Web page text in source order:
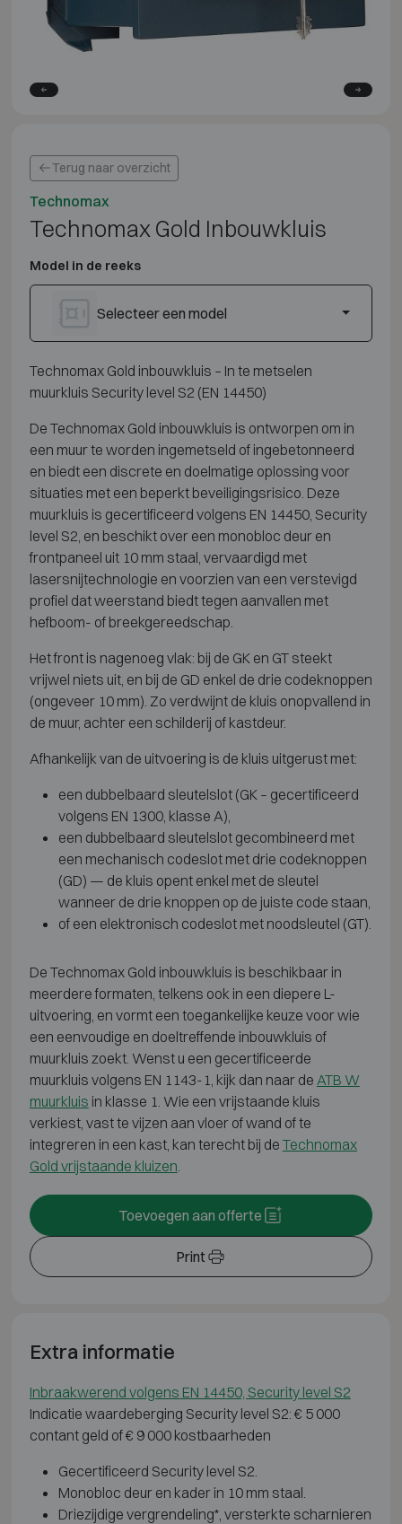
Terug naar overzicht
Technomax
Technomax Gold Inbouwkluis
Model in de reeks
Selecteer een model
Technomax Gold inbouwkluis – In te metselen
muurkluis Security level S2 (EN 14450)
De Technomax Gold inbouwkluis is ontworpen om in
een muur te worden ingemetseld of ingebetonneerd
en biedt een discrete en doelmatige oplossing voor
situaties met een beperkt beveiligingsrisico. Deze
muurkluis is gecertificeerd volgens EN 14450, Security
level S2, en beschikt over een monobloc deur en
frontpaneel uit 10 mm staal, vervaardigd met
lasersnijtechnologie en voorzien van een verstevigd
profiel dat weerstand biedt tegen aanvallen met
hefboom- of breekgereedschap.
Het front is nagenoeg vlak: bij de GK en GT steekt
vrijwel niets uit, en bij de GD enkel de drie codeknoppen
(ongeveer 10 mm). Zo verdwijnt de kluis onopvallend in
de muur, achter een schilderij of kastdeur.
Afhankelijk van de uitvoering is de kluis uitgerust met:
een dubbelbaard sleutelslot (GK – gecertificeerd
volgens EN 1300, klasse A),
een dubbelbaard sleutelslot gecombineerd met
een mechanisch codeslot met drie codeknoppen
(GD) — de kluis opent enkel met de sleutel
wanneer de drie knoppen op de juiste code staan,
of een elektronisch codeslot met noodsleutel (GT).
De Technomax Gold inbouwkluis is beschikbaar in
meerdere formaten, telkens ook in een diepere L-
uitvoering, en vormt een toegankelijke keuze voor wie
een eenvoudige en doeltreffende inbouwkluis of
muurkluis zoekt. Wenst u een gecertificeerde
muurkluis volgens EN 1143-1, kijk dan naar de ATB W
muurkluis in klasse 1. Wie een vrijstaande kluis
verkiest, vast te vijzen aan vloer of wand of te
integreren in een kast, kan terecht bij de Technomax
Gold vrijstaande kluizen
Print
Toevoegen aan offerte
Extra informatie
Inbraakwerend volgens EN 14450, Security level S2
Indicatie waardeberging Security level S2: € 5 000
contant geld of € 9 000 kostbaarheden
Gecertificeerd Security level S2.
Monobloc deur en kader in 10 mm staal.
Driezijdige vergrendeling*, versterkte scharnieren